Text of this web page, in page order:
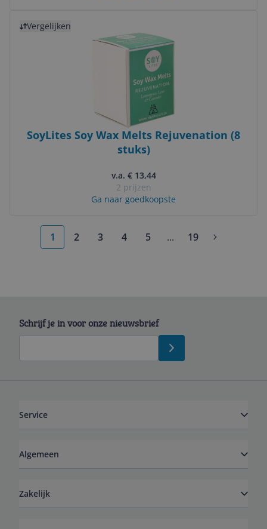
Vergelijken
SoyLites Soy Wax Melts Rejuvenation (8
stuks)
v.a. € 13,44
2 prijzen
Ga naar goedkoopste
1 2 3 4 5 ...More pages
19
Schrijf je in voor onze nieuwsbrief
Service
Algemeen
Zakelijk